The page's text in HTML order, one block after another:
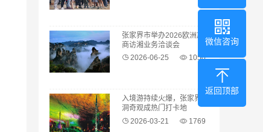
张家界市举办2026欧洲旅行
商访湘业务洽谈会
2026-06-25
1050
入境游持续火爆，张家界溶
洞奇观成热门打卡地
2026-03-21
1769
微信咨询
返回顶部